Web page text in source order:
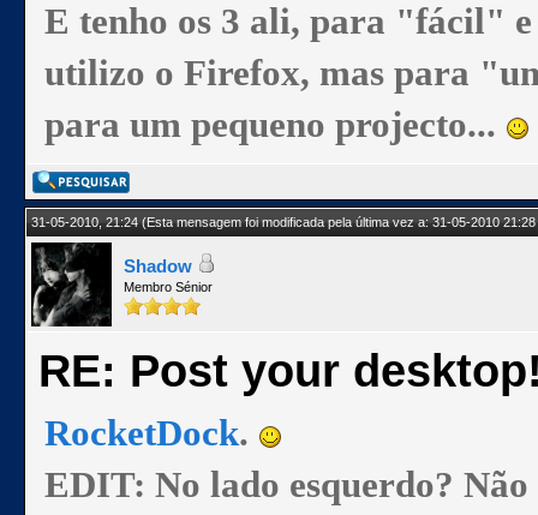
E tenho os 3 ali, para "fácil"
utilizo o Firefox, mas para
para um pequeno projecto...
31-05-2010, 21:24(Esta mensagem foi modificada pela última vez a: 31-05-2010
Shadow
Membro Sénior
RE: Post your
RocketDock.
EDIT: No lado esquerdo?